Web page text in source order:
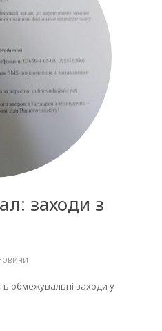
заходи з
обмежувальні заходи у